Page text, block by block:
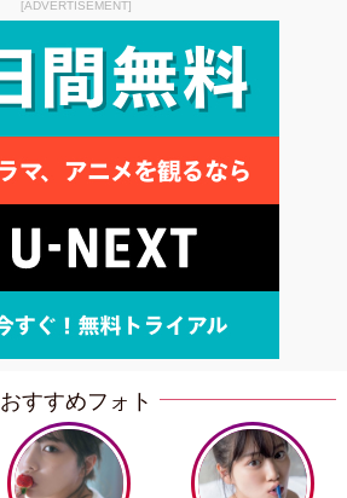
[ADVERTISEMENT]
おすすめフォト